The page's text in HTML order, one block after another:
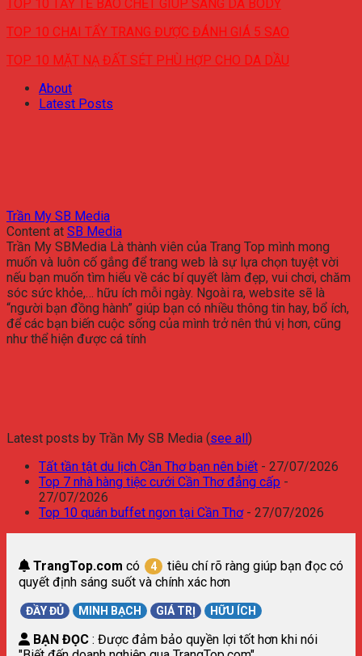
TOP 10 TẨY TẾ BÀO CHẾT GIÚP SÁNG DA BODY
TOP 10 CHAI TẨY TRANG ĐƯỢC ĐÁNH GIÁ 5 SAO
TOP 10 MẶT NẠ ĐẤT SÉT PHÙ HỢP CHO DA DẦU
About
Latest Posts
Trần My SB Media
Content at SB Media
Trần My SBMedia Là thành viên của Trang Top mình mong
muốn và luôn cố gắng để trang web là sự lựa chọn tuyệt vời
nếu bạn muốn tìm hiểu về các bí quyết làm đẹp, vui chơi, chăm
sóc sức khỏe,… hữu ích mỗi ngày. Ngoài ra, website sẽ là
“người bạn đồng hành” giúp bạn có nhiều thông tin hay, bổ ích,
để các bạn biến cuộc sống của mình trở nên thú vị hơn, cũng
như thể hiện được cá tính
Latest posts by Trần My SB Media (see all )
Tất tần tật du lịch Cần Thơ bạn nên biết - 27/07/2026
Top 7 nhà hàng tiệc cưới Cần Thơ đẳng cấp -
27/07/2026
Top 10 quán buffet ngon tại Cần Thơ- 27/07/2026
TrangTop.com có 4
tiêu chí rõ ràng giúp bạn đọc có
quyết định sáng suốt và chính xác hơn
ĐẦY ĐỦ MINH BẠCH GIÁ TRỊ HỮU ÍCH
BẠN ĐỌC : Được đảm bảo quyền lợi tốt hơn khi nói